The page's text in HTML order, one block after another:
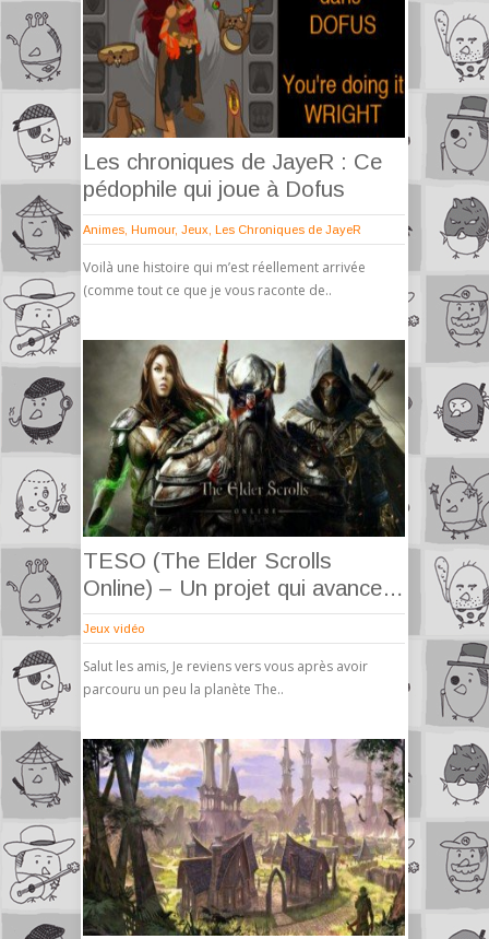
Les chroniques de JayeR : Ce
pédophile qui joue à Dofus
Animes Humour, Jeux Les Chroniques de JayeR
Voilà une histoire qui m’est réellement arrivée
(comme tout ce que je vous raconte de..
TESO (The Elder Scrolls
Online) – Un projet qui avance…
Jeux vidéo
Salut les amis, Je reviens vers vous après avoir
parcouru un peu la planète The..